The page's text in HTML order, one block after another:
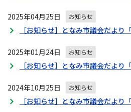
2025年04月25日 お知らせ
［お知らせ］となみ市議会だより
2025年01月24日 お知らせ
［お知らせ］となみ市議会だより
2024年10月25日 お知らせ
［お知らせ］となみ市議会だより